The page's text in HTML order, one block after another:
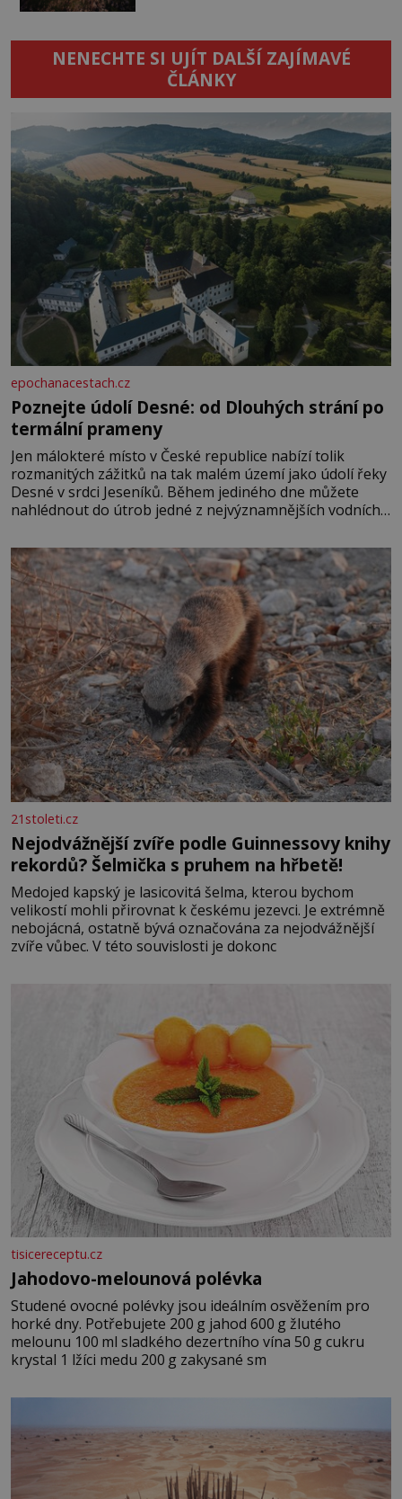
NENECHTE SI UJÍT DALŠÍ ZAJÍMAVÉ
ČLÁNKY
epochanacestach.cz
Poznejte údolí Desné: od Dlouhých strání po
termální prameny
Jen málokteré místo v České republice nabízí tolik
rozmanitých zážitků na tak malém území jako údolí řeky
Desné v srdci Jeseníků. Během jediného dne můžete
nahlédnout do útrob jedné z nejvýznamnějších vodních
se na koloběžce a den zakončit poznáváním památek ve
Velkých Losinách nebo v termálním
21stoleti.cz
Nejodvážnější zvíře podle Guinnessovy knihy
rekordů? Šelmička s pruhem na hřbetě!
Medojed kapský je lasicovitá šelma, kterou bychom
velikostí mohli přirovnat k českému jezevci. Je extrémně
nebojácná, ostatně bývá označována za nejodvážnější
zvíře vůbec. V této souvislosti je dokonc
tisicereceptu.cz
Jahodovo-melounová polévka
Studené ovocné polévky jsou ideálním osvěžením pro
horké dny. Potřebujete 200 g jahod 600 g žlutého
melounu 100 ml sladkého dezertního vína 50 g cukru
krystal 1 lžíci medu 200 g zakysané sm